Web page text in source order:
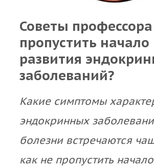
Советы
пропустить начало
развития
заболеваний?
Какие симптомы
эндокринных
болезни встречаются
как не пропустить